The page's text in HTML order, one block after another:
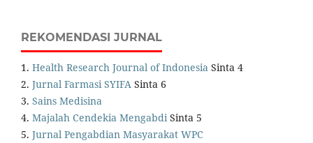
REKOMENDASI JURNAL
1. Health Research Journal of Indonesia Sinta 4
2. Jurnal Farmasi SYIFA Sinta 6
3. Sains Medisina
4. Majalah Cendekia MengabdiSinta 5
5. Jurnal Pengabdian Masyarakat WPC